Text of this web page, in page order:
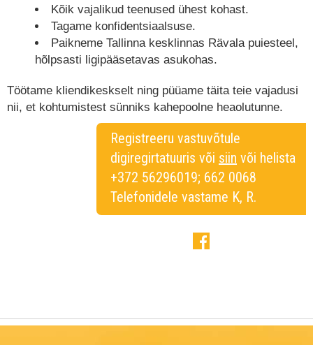
Kõik vajalikud teenused ühest kohast.
Tagame konfidentsiaalsuse.
Paikneme Tallinna kesklinnas Rävala puiesteel,
hõlpsasti ligipääsetavas asukohas.
Töötame kliendikeskselt ning püüame täita teie vajadusi
nii, et kohtumistest sünniks kahepoolne heaolutunne.
Registreeru vastuvõtule
digiregirtatuuris või siin või helista
+372 56296019; 662 0068
Telefonidele vastame K, R.